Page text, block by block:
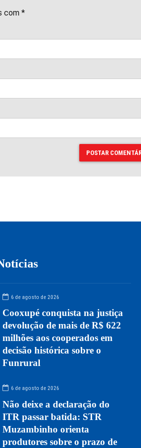
com *
POSTAR
6 de agosto de 2026
Cooxupé conquista na justiça
devolução de mais de R$ 622
milhões aos cooperados em
decisão histórica sobre o
Funrural
6 de agosto de 2026
Não deixe a declaração do
ITR passar batida: STR
Muzambinho orienta
produtores sobre o prazo de